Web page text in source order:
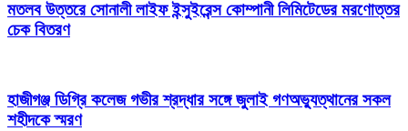
মতলব উত্তরে সোনালী লাইফ ইন্সুইরেন্স কোম্পানী লিমিটেডের মরণোত্তর
চেক বিতরণ
হাজীগঞ্জ ডিগ্রি কলেজ গভীর শ্রদ্ধার সঙ্গে জুলাই গণঅভ্যুত্থানের সকল
শহীদকে স্মরণ